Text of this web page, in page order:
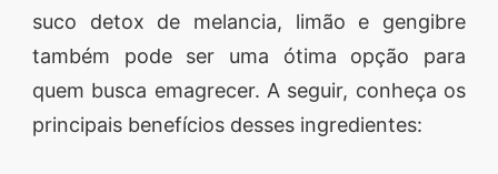
suco detox de melancia, limão e gengibre
também pode ser uma ótima opção para
quem busca emagrecer. A seguir, conheça os
principais benefícios desses ingredientes: